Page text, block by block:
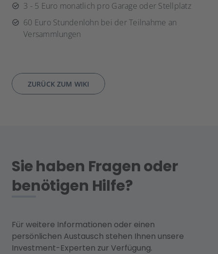
3 - 5 Euro monatlich pro Garage oder Stellplatz
60 Euro Stundenlohn bei der Teilnahme an
Versammlungen
ZURÜCK ZUM WIKI
Sie haben Fragen oder
benötigen Hilfe?
Für weitere Informationen oder einen
persönlichen Austausch stehen Ihnen unsere
Investment-Experten zur Verfügung.